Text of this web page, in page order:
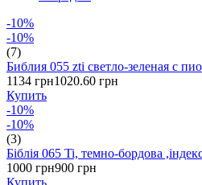
-10%
-10%
(7)
Библия 055 zti светло-зеленая с
1134 грн1020.60 грн
Купить
-10%
-10%
(3)
Біблія 065 Ti, темно-бордова
1000 грн900 грн